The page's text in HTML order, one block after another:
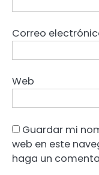
Correo
Web
Guardar mi
web en este
haga un